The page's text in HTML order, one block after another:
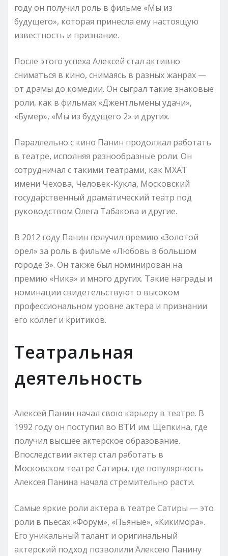
году он получил роль в фильме «Мы из
будущего», которая принесла ему настоящую
известность и признание.
После этого успеха Алексей стал активно
сниматься в кино, снимаясь в разных жанрах —
от драмы до комедии. Он сыграл такие знаковые
роли, как в фильмах «Джентльмены удачи»,
«Бумер», «Мы из будущего 2» и других.
Параллельно с кино Панин продолжал работать
в театре, исполняя разнообразные роли. Он
сотрудничал с такими театрами, как МХАТ
имени Чехова, Человек-Кукла, Московский
государственный драматический театр под
руководством Олега Табакова и другие.
В 2012 году Панин получил премию «Золотой
орел» за роль в фильме «Любовь в большом
городе 3». Он также был номинирован на
премию «Ника» и много других. Такие награды и
номинации свидетельствуют о высоком
профессиональном уровне актера и признании
его коллег и критиков.
Театральная
деятельность
Алексей Панин начал свою карьеру в театре. В
1992 году он поступил во ВТИ им. Щепкина, где
получил высшее актерское образование.
Впоследствии актер стал работать в
Московском театре Сатиры, где популярность
Алексея Панина начала стремительно расти.
Самые яркие роли актера в театре Сатиры — это
роли в пьесах «Форум», «Пьяные», «Кикимора».
Его уникальный талант и оригинальный
актерский подход позволили Алексею Панину